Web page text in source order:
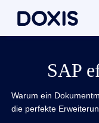
SAP
Warum ein
die perfekte